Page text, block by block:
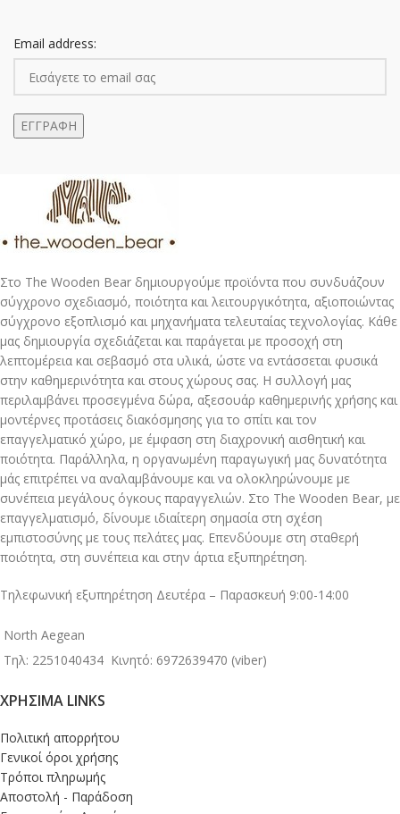
Email address:
Στο The Wooden Bear δημιουργούμε προϊόντα που συνδυάζουν
σύγχρονο σχεδιασμό, ποιότητα και λειτουργικότητα, αξιοποιώντας
σύγχρονο εξοπλισμό και μηχανήματα τελευταίας τεχνολογίας. Κάθε
μας δημιουργία σχεδιάζεται και παράγεται με προσοχή στη
λεπτομέρεια και σεβασμό στα υλικά, ώστε να εντάσσεται φυσικά
στην καθημερινότητα και στους χώρους σας. Η συλλογή μας
περιλαμβάνει προσεγμένα δώρα, αξεσουάρ καθημερινής χρήσης και
μοντέρνες προτάσεις διακόσμησης για το σπίτι και τον
επαγγελματικό χώρο, με έμφαση στη διαχρονική αισθητική και
ποιότητα. Παράλληλα, η οργανωμένη παραγωγική μας δυνατότητα
μάς επιτρέπει να αναλαμβάνουμε και να ολοκληρώνουμε με
συνέπεια μεγάλους όγκους παραγγελιών. Στο The Wooden Bear, με
επαγγελματισμό, δίνουμε ιδιαίτερη σημασία στη σχέση
εμπιστοσύνης με τους πελάτες μας. Επενδύουμε στη σταθερή
ποιότητα, στη συνέπεια και στην άρτια εξυπηρέτηση.
Τηλεφωνική εξυπηρέτηση Δευτέρα – Παρασκευή 9:00-14:00
North Aegean
Τηλ: 2251040434 Κινητό: 6972639470 (viber)
ΧΡΉΣΙΜΑ LINKS
Πολιτική απορρήτου
Γενικοί όροι χρήσης
Τρόποι πληρωμής
Αποστολή - Παράδοση